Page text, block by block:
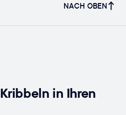
NACH OBEN
in Ihren